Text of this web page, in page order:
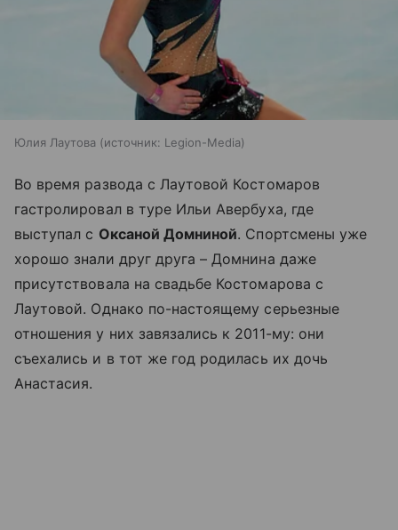
Юлия Лаутова источник: Legion-Media
Во время развода с Лаутовой Костомаров
гастролировал в туре Ильи Авербуха, где
выступал с Оксаной Домниной. Спортсмены уже
хорошо знали друг друга – Домнина даже
присутствовала на свадьбе Костомарова с
Лаутовой. Однако по-настоящему серьезные
отношения у них завязались к 2011-му: они
съехались и в тот же год родилась их дочь
Анастасия.